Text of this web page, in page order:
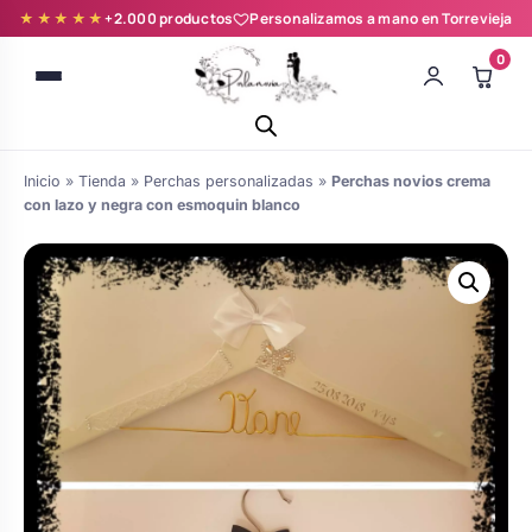
★★★★★+2.000 productos Personalizamos a mano en Torrevieja
0
novia y zapatillas
personalizadas
de boda
Árboles de Huellas para Primera
Comunión
Batas de comunión personalizadas
Inicio » Tienda » Perchas personalizadas » Perchas novios crema
con lazo y negra con esmoquin blanco